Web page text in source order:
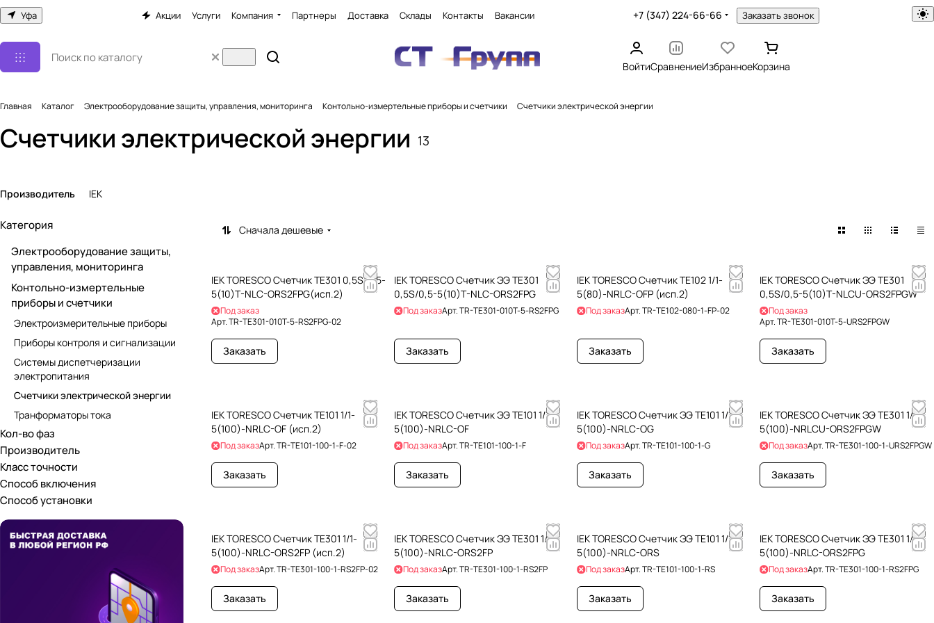
Уфа Акции Услуги Компания Партнеры Доставка Склады Контакты Вакансии +7 (347) 224-66-66 Заказать звонок
ВойтиСравнениеИзбранноеКорзина
Главная Каталог Электрооборудование защиты, управления, мониторинга Контольно-измертельные приборы и счетчики Счетчики электрической энергии
Счетчики электрической энергии 13
Производитель IEK
Сначала дешевые
IEK TORESCO Счетчик TE301 0,5S/0,5-
5(10)T-NLC-ORS2FPG(исп.2)
Под заказ
Арт.TR-TE301-010T-5-RS2FPG-02
Заказать
IEK TORESCO Счетчик ЭЭ TE301
0,5S/0,5-5(10)T-NLC-ORS2FPG
Под заказАрт.TR-TE301-010T-5-RS2FPG
Заказать
IEK TORESCO Счетчик TE102 1/1-
5(80)-NRLC-OFP (исп.2)
Под заказАрт.TR-TE102-080-1-FP-02
Заказать
IEK TORESCO Счетчик ЭЭ TE301
0,5S/0,5-5(10)T-NLCU-ORS2FPGW
Под заказ
Арт.TR-TE301-010T-5-URS2FPGW
Заказать
IEK TORESCO Счетчик TE101 1/1-
5(100)-NRLC-OF (исп.2)
Под заказАрт.TR-TE101-100-1-F-02
Заказать
IEK TORESCO Счетчик ЭЭ TE101 1/1-
5(100)-NRLC-OF
Под заказАрт.TR-TE101-100-1-F
Заказать
IEK TORESCO Счетчик ЭЭ TE101 1/1-
5(100)-NRLC-OG
Под заказАрт.TR-TE101-100-1-G
Заказать
IEK TORESCO Счетчик ЭЭ TE301 1/1-
5(100)-NRLCU-ORS2FPGW
Под заказАрт.TR-TE301-100-1-URS2FPGW
Заказать
IEK TORESCO Счетчик TE301 1/1-
5(100)-NRLC-ORS2FP (исп.2)
Под заказАрт.TR-TE301-100-1-RS2FP-02
Заказать
IEK TORESCO Счетчик ЭЭ TE301 1/1-
5(100)-NRLC-ORS2FP
Под заказАрт.TR-TE301-100-1-RS2FP
Заказать
IEK TORESCO Счетчик ЭЭ TE101 1/1-
5(100)-NRLC-ORS
Под заказАрт.TR-TE101-100-1-RS
Заказать
IEK TORESCO Счетчик ЭЭ TE301 1/1-
5(100)-NRLC-ORS2FPG
Под заказАрт.TR-TE301-100-1-RS2FPG
Заказать
Категория
Электрооборудование защиты,
управления, мониторинга
Контольно-измертельные
приборы и счетчики
Электроизмерительные приборы
Приборы контроля и сигнализации
Системы диспетчеризации
электропитания
Счетчики электрической энергии
Транформаторы тока
Кол-во фаз
Производитель
Класс точности
Способ включения
Способ установки